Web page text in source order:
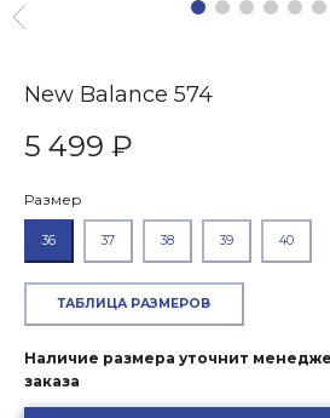
New Balance 574
5 499 ₽
Размер
36 37 38 39 40
ТАБЛИЦА РАЗМЕРОВ
Наличие размера уточнит
заказа